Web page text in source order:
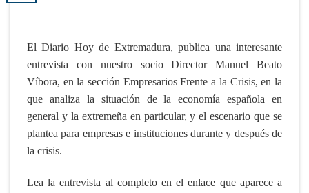
El Diario Hoy de Extremadura, publica una interesante
entrevista con nuestro socio Director Manuel Beato
Víbora, en la sección Empresarios Frente a la Crisis, en la
que analiza la situación de la economía española en
general y la extremeña en particular, y el escenario que se
plantea para empresas e instituciones durante y después de
la crisis.
Lea la entrevista al completo en el enlace que aparece a